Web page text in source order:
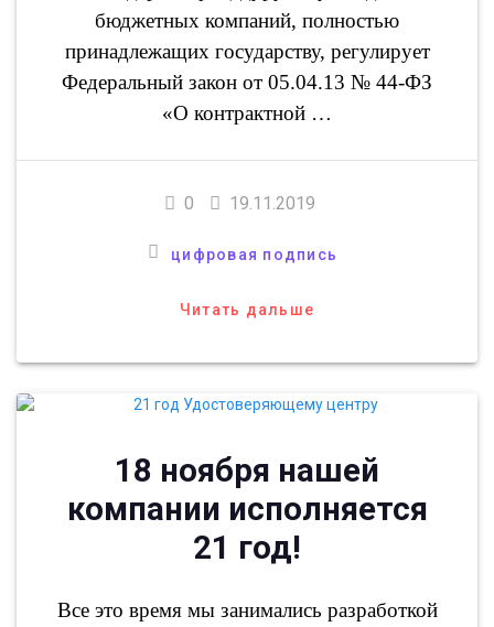
бюджетных компаний, полностью
принадлежащих государству, регулирует
Федеральный закон от 05.04.13 № 44-ФЗ
«О контрактной …
0 19.11.2019
цифровая подпись
Читать дальше
18 ноября нашей
компании исполняется
21 год!
Все это время мы занимались разработкой